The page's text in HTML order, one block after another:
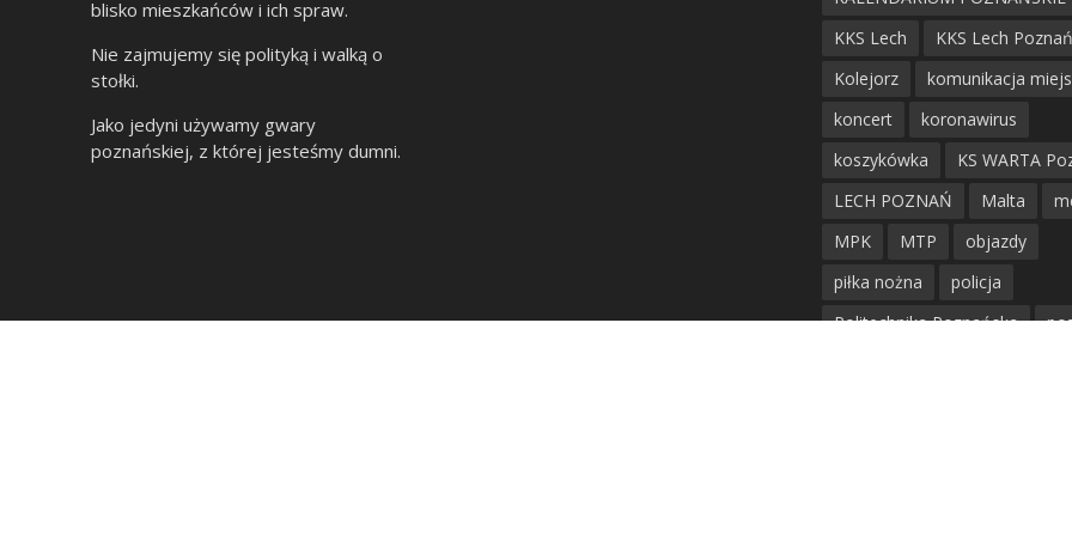
blisko mieszkańców i ich spraw.
Nie zajmujemy się polityką i walką o
stołki.
Jako jedyni używamy gwary
poznańskiej, z której jesteśmy dumni.
KKS Lech
KKS Lech Poznań
Kolejorz
komunikacja
koncert
koronawirus
koszykówka
KS WARTA
LECH POZNAŃ
Malta
MPK
MTP
objazdy
piłka nożna
policja
Politechnika Poznańska